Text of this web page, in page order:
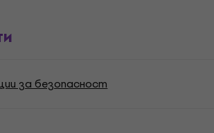
за безопасност